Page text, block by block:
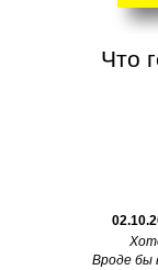
Что
Вроде бы